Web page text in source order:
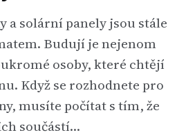
a solární panely jsou stále
Budují je nejenom
osoby, které chtějí
Když se rozhodnete pro
musíte počítat s tím, že
součástí…